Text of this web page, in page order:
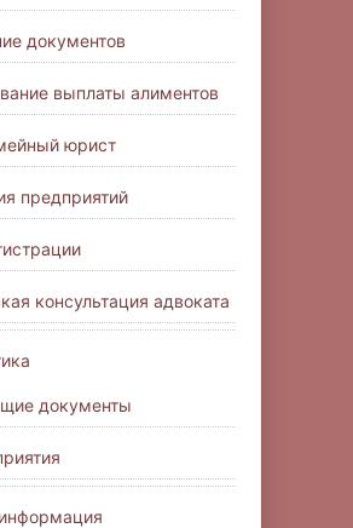
документов
выплаты алиментов
юрист
предприятий
консультация адвоката
документы